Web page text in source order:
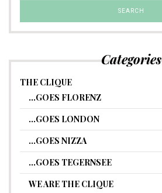
Categories
THE CLIQUE
…GOES FLORENZ
…GOES LONDON
…GOES NIZZA
…GOES TEGERNSEE
WE ARE THE CLIQUE